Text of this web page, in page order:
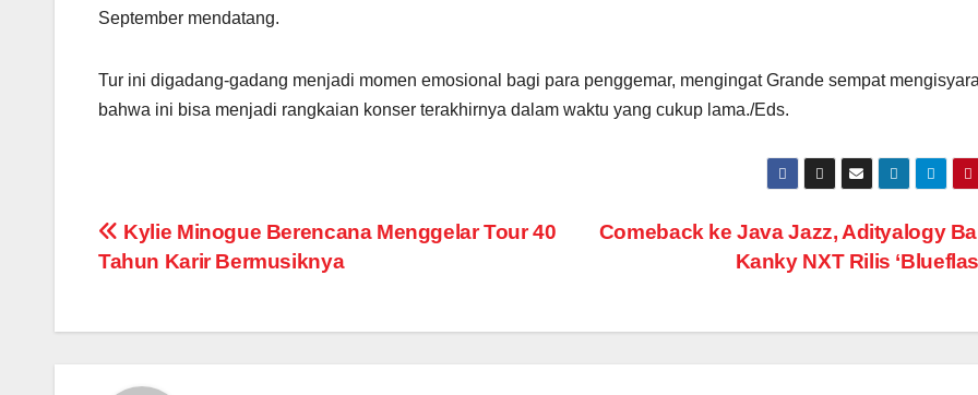
September mendatang.
Tur ini digadang-gadang menjadi momen emosional bagi para penggemar, mengingat Grande sempat
bahwa ini bisa menjadi rangkaian konser terakhirnya dalam waktu yang cukup lama./Eds.
Post
Comeback ke Java Jazz, Adityalogy
Kanky NXT Rilis
Kylie Minogue Berencana Menggelar Tour 40
Tahun Karir Bermusiknya